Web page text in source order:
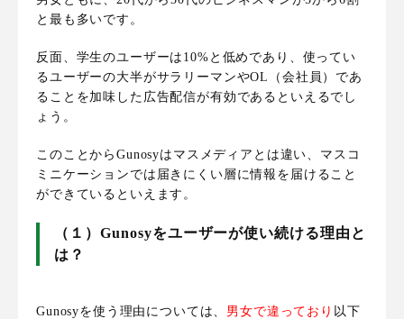
と最も多いです。
反面、学生のユーザーは10%と低めであり、 使ってい
るユーザーの大半がサラリーマンやOL（会社員）であ
ることを加味した広告配信が有効 であるといえるでし
ょう。
このことからGunosyはマスメディアとは違い、 マスコ
ミニケーションでは届きにくい層に情報を届けること
ができている といえます。
（１）Gunosyをユーザーが使い続ける理由と
は？
Gunosyを使う理由については、 男女で違っており 以下